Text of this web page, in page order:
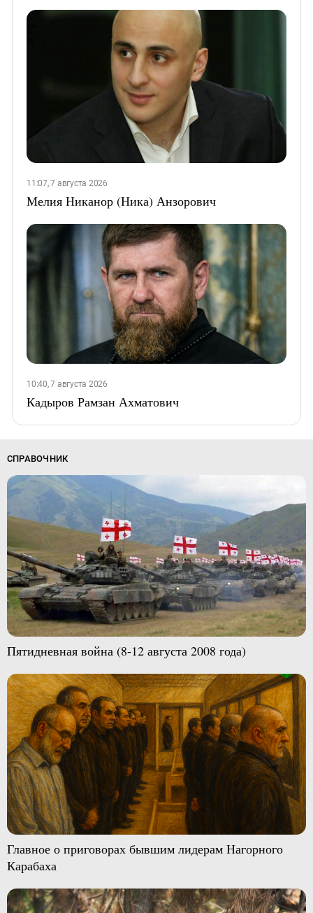
11:07, 7 августа 2026
Мелия Никанор (Ника) Анзорович
10:40, 7 августа 2026
Кадыров Рамзан Ахматович
СПРАВОЧНИК
Пятидневная война (8-12 августа 2008 года)
Главное о приговорах бывшим лидерам Нагорного
Карабаха